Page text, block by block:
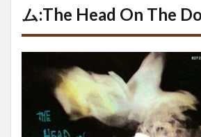
ム:The Head On The